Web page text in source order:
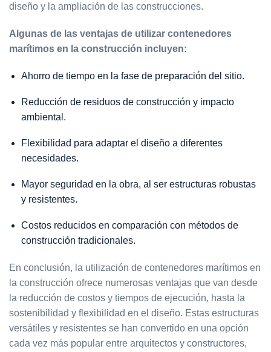
diseño y la ampliación de las construcciones.
Algunas de las ventajas de utilizar contenedores
marítimos en la construcción incluyen:
Ahorro de tiempo en la fase de preparación del sitio.
Reducción de residuos de construcción y impacto
ambiental.
Flexibilidad para adaptar el diseño a diferentes
necesidades.
Mayor seguridad en la obra, al ser estructuras robustas
y resistentes.
Costos reducidos en comparación con métodos de
construcción tradicionales.
En conclusión, la utilización de contenedores marítimos en
la construcción ofrece numerosas ventajas que van desde
la reducción de costos y tiempos de ejecución, hasta la
sostenibilidad y flexibilidad en el diseño. Estas estructuras
versátiles y resistentes se han convertido en una opción
cada vez más popular entre arquitectos y constructores,